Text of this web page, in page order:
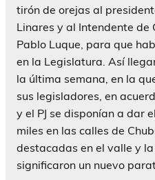
tirón de orejas al
Linares y al Intendente de
Pablo Luque, para que
en la Legislatura. Así
la última semana, en la
sus legisladores, en
y el PJ se disponían a dar
miles en las calles de
destacadas en el valle y
significaron un nuevo